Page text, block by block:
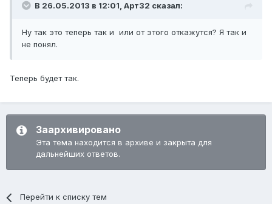
В 26.05.2013 в 12:01, Арт32 сказал:
Ну так это теперь так и или от этого откажутся? Я так и
не понял.
Теперь будет так.
Заархивировано
Эта тема находится в архиве и закрыта для
дальнейших ответов.
Перейти к списку тем